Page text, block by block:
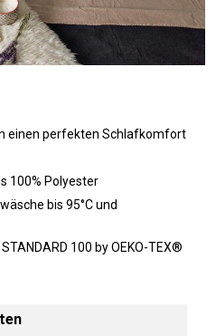
einen perfekten Schlafkomfort
100% Polyester
bis 95°C und
100 by OEKO-TEX®